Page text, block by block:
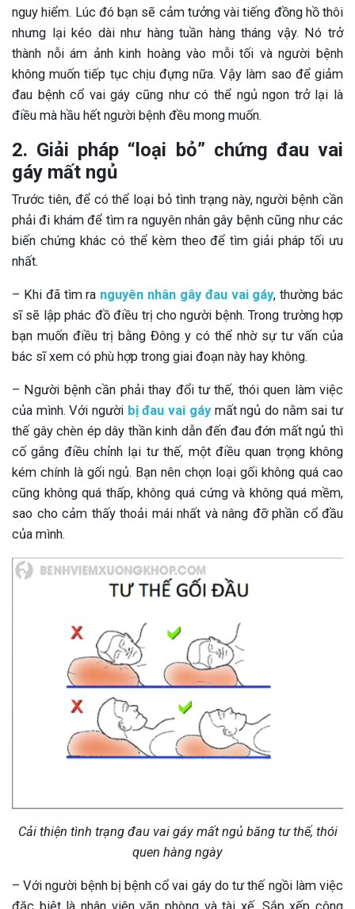
nguy hiểm. Lúc đó bạn sẽ cảm tưởng vài tiếng đồng hồ thôi
nhưng lại kéo dài như hàng tuần hàng tháng vậy. Nó trở
thành nỗi ám ảnh kinh hoàng vào mỗi tối và người bệnh
không muốn tiếp tục chịu đựng nữa. Vậy làm sao để giảm
đau bệnh cổ vai gáy cũng như có thể ngủ ngon trở lại là
điều mà hầu hết người bệnh đều mong muốn.
2. Giải pháp “loại bỏ” chứng đau vai
gáy mất ngủ
Trước tiên, để có thể loại bỏ tình trạng này, người bệnh cần
phải đi khám để tìm ra nguyên nhân gây bệnh cũng như các
biến chứng khác có thể kèm theo để tìm giải pháp tối ưu
nhất.
– Khi đã tìm ra nguyên nhân gây đau vai gáy, thường bác
sĩ sẽ lập phác đồ điều trị cho người bệnh. Trong trường hợp
bạn muốn điều trị bằng Đông y có thể nhờ sự tư vấn của
bác sĩ xem có phù hợp trong giai đoạn này hay không.
– Người bệnh cần phải thay đổi tư thế, thói quen làm việc
của mình. Với người bị đau vai gáymất ngủ do nằm sai tư
thế gây chèn ép dây thần kinh dẫn đến đau đớn mất ngủ thì
cố gắng điều chỉnh lại tư thế, một điều quan trọng không
kém chính là gối ngủ. Bạn nên chọn loại gối không quá cao
cũng không quá thấp, không quá cứng và không quá mềm,
sao cho cảm thấy thoải mái nhất và nâng đỡ phần cổ đầu
của mình.
Cải thiện tình trạng đau vai gáy mất ngủ băng tư thế, thói
quen hàng ngày
– Với người bệnh bị bệnh cổ vai gáy do tư thế ngồi làm việc